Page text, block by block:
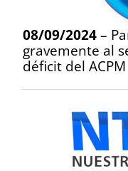
08/09/2024 –
gravemente al
déficit del ACPM